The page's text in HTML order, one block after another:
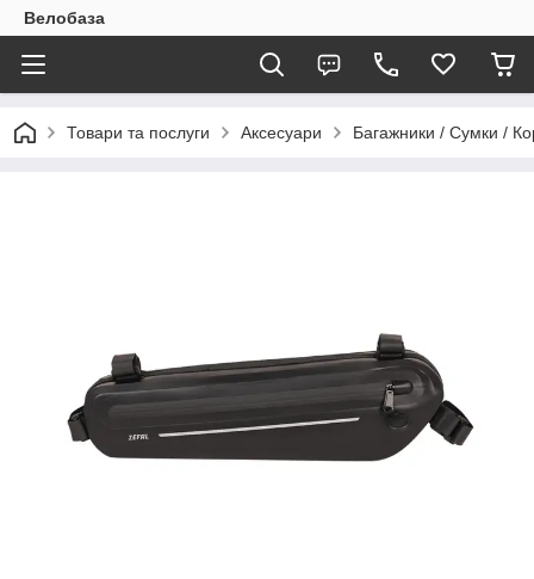
Велобаза
Товари та послуги Аксесуари Багажники / Сумки /